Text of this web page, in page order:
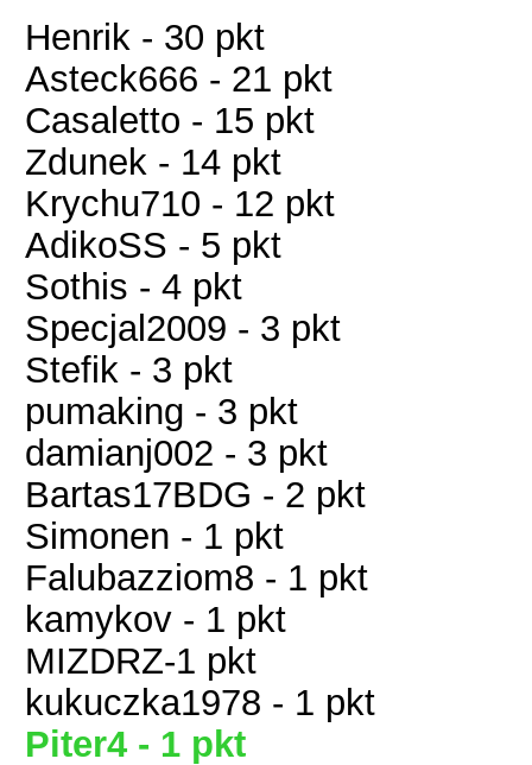
Henrik - 30 pkt
Asteck666 - 21 pkt
Casaletto - 15 pkt
Zdunek - 14 pkt
Krychu710 - 12 pkt
AdikoSS - 5 pkt
Sothis - 4 pkt
Specjal2009 - 3 pkt
Stefik - 3 pkt
pumaking - 3 pkt
damianj002 - 3 pkt
Bartas17BDG - 2 pkt
Simonen - 1 pkt
Falubazziom8 - 1 pkt
kamykov - 1 pkt
MIZDRZ-1 pkt
kukuczka1978 - 1 pkt
Piter4 - 1 pkt